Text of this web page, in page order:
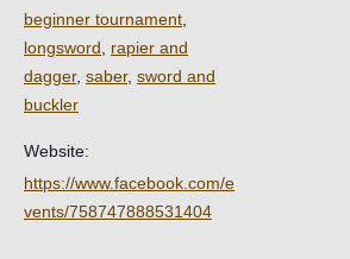
beginner tournament,
longsword, rapier and
dagger, saber, sword and
buckler
Website:
https://www.facebook.com/e
vents/758747888531404